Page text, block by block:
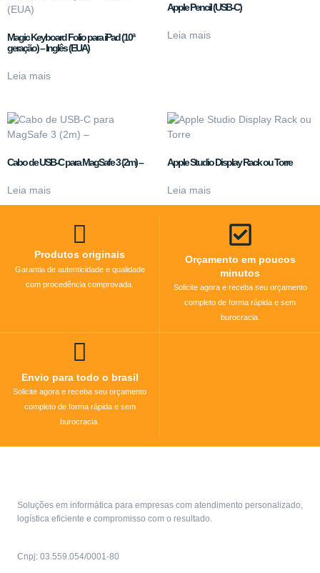
Magic Keyboard Folio para iPad (10ª
geração) – Inglês (EUA)
Leia mais
Apple Pencil (USB-C)
Leia mais
Cabo de USB-C para MagSafe 3 (2m) –
Leia mais
Apple Studio Display Rack ou Torre
Leia mais
Produtos originais
Garantia de autenticidade e qualidade
com procedência comprovada.
Orçamento em poucos
minutos
Solicite agora e receba seu orçamento
completo de forma rápida e sem
burocracia.
Envio para todo o brasil
Solicite agora e receba seu orçamento
completo de forma rápida e sem
burocracia.
Soluções em informática para empresas com atendimento personalizado,
logística eficiente e compromisso com o resultado.
Cnpj: 03.559.054/0001-80